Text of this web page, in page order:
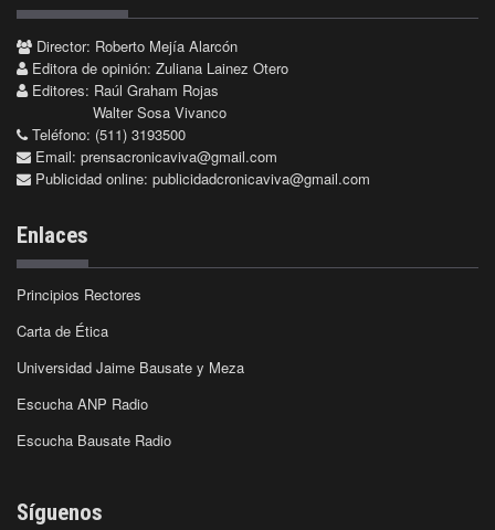
Director: Roberto Mejía Alarcón
Editora de opinión: Zuliana Lainez Otero
Editores: Raúl Graham Rojas
Walter Sosa Vivanco
Teléfono: (511) 3193500
Email: prensacronicaviva@gmail.com
Publicidad online: publicidadcronicaviva@gmail.com
Enlaces
Principios Rectores
Carta de Ética
Universidad Jaime Bausate y Meza
Escucha ANP Radio
Escucha Bausate Radio
Síguenos